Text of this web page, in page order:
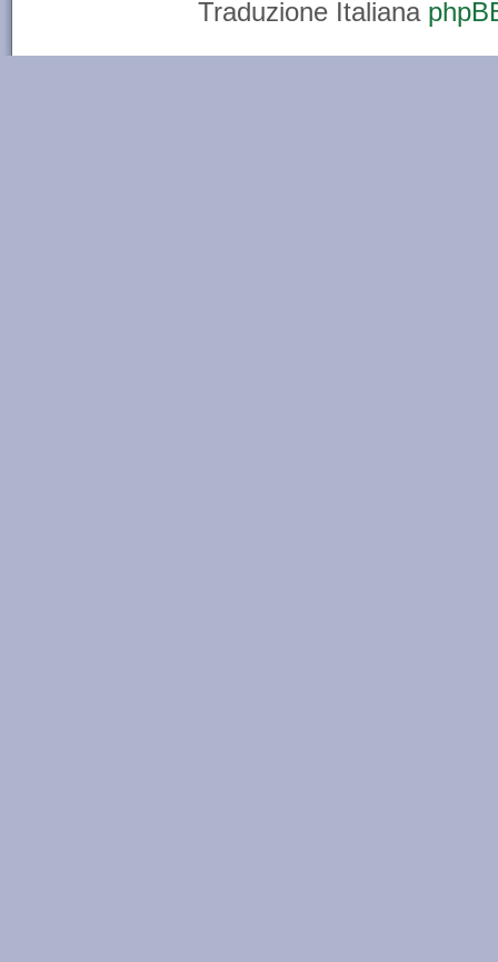
Traduzione Italiana